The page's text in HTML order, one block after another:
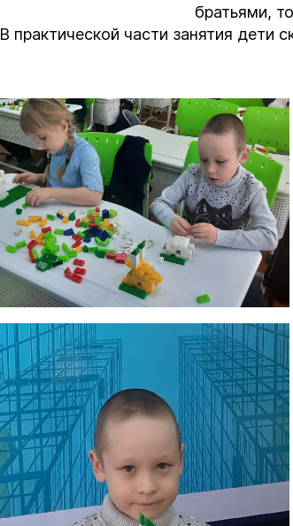
братьями,
В практической части занятия дети